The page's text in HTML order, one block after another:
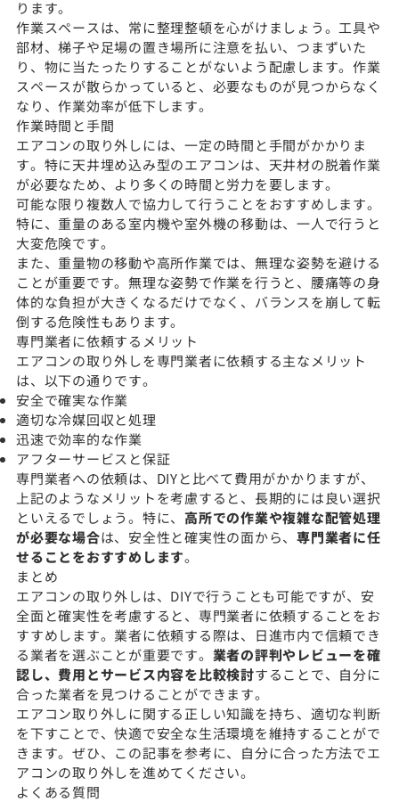
ります。
作業スペースは、常に整理整頓を心がけましょう。工具や
部材、梯子や足場の置き場所に注意を払い、つまずいた
り、物に当たったりすることがないよう配慮します。作業
スペースが散らかっていると、必要なものが見つからなく
なり、作業効率が低下します。
作業時間と手間
エアコンの取り外しには、一定の時間と手間がかかりま
す。特に天井埋め込み型のエアコンは、天井材の脱着作業
が必要なため、より多くの時間と労力を要します。
可能な限り複数人で協力して行うことをおすすめします。
特に、重量のある室内機や室外機の移動は、一人で行うと
大変危険です。
また、重量物の移動や高所作業では、無理な姿勢を避ける
ことが重要です。無理な姿勢で作業を行うと、腰痛等の身
体的な負担が大きくなるだけでなく、バランスを崩して転
倒する危険性もあります。
専門業者に依頼するメリット
エアコンの取り外しを専門業者に依頼する主なメリット
は、以下の通りです。
安全で確実な作業
適切な冷媒回収と処理
迅速で効率的な作業
アフターサービスと保証
専門業者への依頼は、DIYと比べて費用がかかりますが、
上記のようなメリットを考慮すると、長期的には良い選択
といえるでしょう。特に、 高所での作業や複雑な配管処理
が必要な場合は、安全性と確実性の面から、 専門業者に任
せることをおすすめします。
まとめ
エアコンの取り外しは、DIYで行うことも可能ですが、安
全面と確実性を考慮すると、専門業者に依頼することをお
すすめします。業者に依頼する際は、日進市内で信頼でき
る業者を選ぶことが重要です。 業者の評判やレビューを確
認し、費用とサービス内容を比較検討することで、自分に
合った業者を見つけることができます。
エアコン取り外しに関する正しい知識を持ち、適切な判断
を下すことで、快適で安全な生活環境を維持することがで
きます。ぜひ、この記事を参考に、自分に合った方法でエ
アコンの取り外しを進めてください。
よくある質問